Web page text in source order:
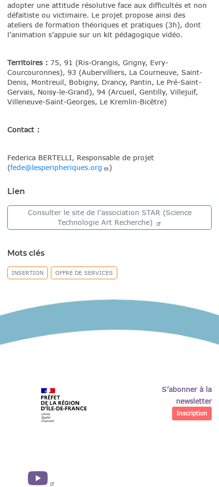
adopter une attitude résolutive face aux difficultés et non
défaitiste ou victimaire. Le projet propose ainsi des
ateliers de formation théoriques et pratiques (3h), dont
l’animation s’appuie sur un kit pédagogique vidéo.
Territoires : 75, 91 (Ris-Orangis, Grigny, Evry-
Courcouronnes), 93 (Aubervilliers, La Courneuve, Saint-
Denis, Montreuil, Bobigny, Drancy, Pantin, Le Pré-Saint-
Gervais, Noisy-le-Grand), 94 (Arcueil, Gentilly, Villejuif,
Villeneuve-Saint-Georges, Le Kremlin-Bicêtre)
Contact :
Federica BERTELLI, Responsable de projet
(fede@lesperipheriques.org )
Lien
Consulter le site de l’association STAR (Science
Technologie Art Recherche)
Mots clés
INSERTION OFFRE DE SERVICES
S’abonner à la
newsletter
Inscription